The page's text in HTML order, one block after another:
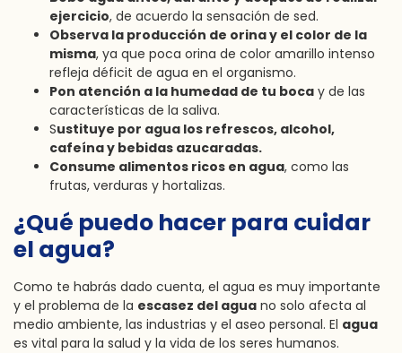
ejercicio, de acuerdo la sensación de sed.
Observa la producción de orina y el color de la
misma, ya que poca orina de color amarillo intenso
refleja déficit de agua en el organismo.
Pon atención a la humedad de tu boca y de las
características de la saliva.
Sustituye por agua los refrescos, alcohol,
cafeína y bebidas azucaradas.
Consume alimentos ricos en agua, como las
frutas, verduras y hortalizas.
¿Qué puedo hacer para cuidar
el agua?
Como te habrás dado cuenta, el agua es muy importante
y el problema de la escasez del agua no solo afecta al
medio ambiente, las industrias y el aseo personal. El agua
es vital para la salud y la vida de los seres humanos.